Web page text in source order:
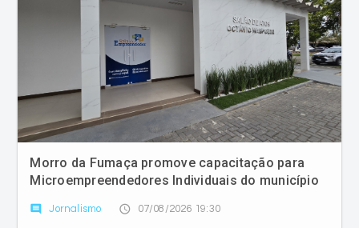
Morro da Fumaça promove capacitação para
Microempreendedores Individuais do município
comment Jornalismo access_time 07/08/2026 19:30